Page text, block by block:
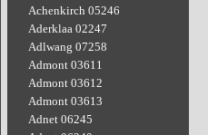
Achenkirch 05246
Aderklaa 02247
Adlwang 07258
Admont 03611
Admont 03612
Admont 03613
Adnet 06245